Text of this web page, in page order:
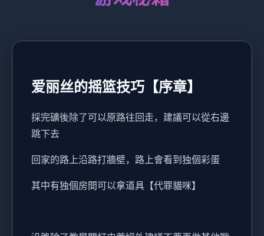
爱丽丝的摇篮技巧【序章】
採完礦後除了可以原路往回走，建議可以從右邊
跳下去
回家的路上沿路打牆壁，路上會看到独個彩蛋
其中有独個房間可以拿道具【代罪貓咪】